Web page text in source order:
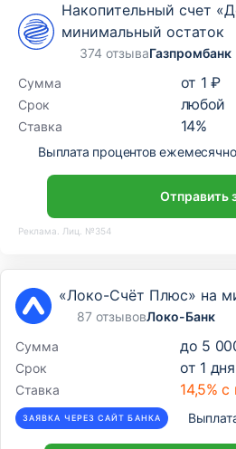
Накопительный счет
минимальный остаток
374 отзываГазпромбанк
Сумма
от 1 ₽
Срок любой
Ставка 14%
Выплата процентов ежемесячно
Отправить
Реклама. Лиц. №354
«Локо-Счёт Плюс» на
87 отзывовЛоко-Банк
Сумма
до 5
Срок от 1 дня
Ставка 14,5%
ЗАЯВКА ЧЕРЕЗ САЙТ БАНКА